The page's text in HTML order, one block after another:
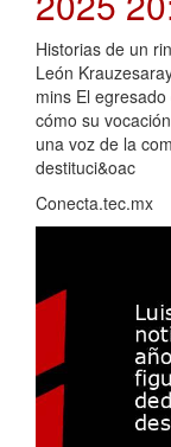
Historias de un
León
mins El
cómo su
una voz de la
destituci&oac
Conecta.tec.mx